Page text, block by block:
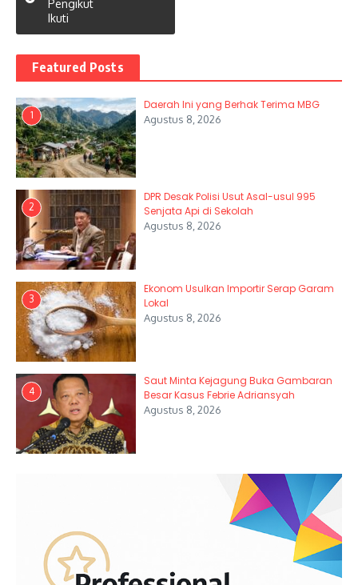
Pengikut
Ikuti
Featured Posts
1
Daerah Ini yang Berhak Terima MBG
Agustus 8, 2026
2
DPR Desak Polisi Usut Asal-usul 995
Senjata Api di Sekolah
Agustus 8, 2026
3
Ekonom Usulkan Importir Serap Garam
Lokal
Agustus 8, 2026
4
Saut Minta Kejagung Buka Gambaran
Besar Kasus Febrie Adriansyah
Agustus 8, 2026